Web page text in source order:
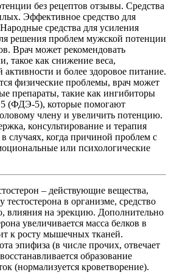
без рецептов отзывы. Средства
Эффективное средство для
средства для усиления
решения проблем мужской потенции
Врач может рекомендовать
такое как снижение веса,
активности и более здоровое питание.
физические проблемы, врач может
препараты, такие как ингибиторы
5 (ФДЭ-5), которые помогают
члену и увеличить потенцию.
консультирование и терапия
случаях, когда причиной проблем с
или психологические
– действующие вещества,
в организме, средство
влияния на эрекцию. Дополнительно
увеличивается масса белков в
к росту мышечных тканей.
эпифиза (в числе прочих, отвечает
образование
(нормализуется кроветворение).